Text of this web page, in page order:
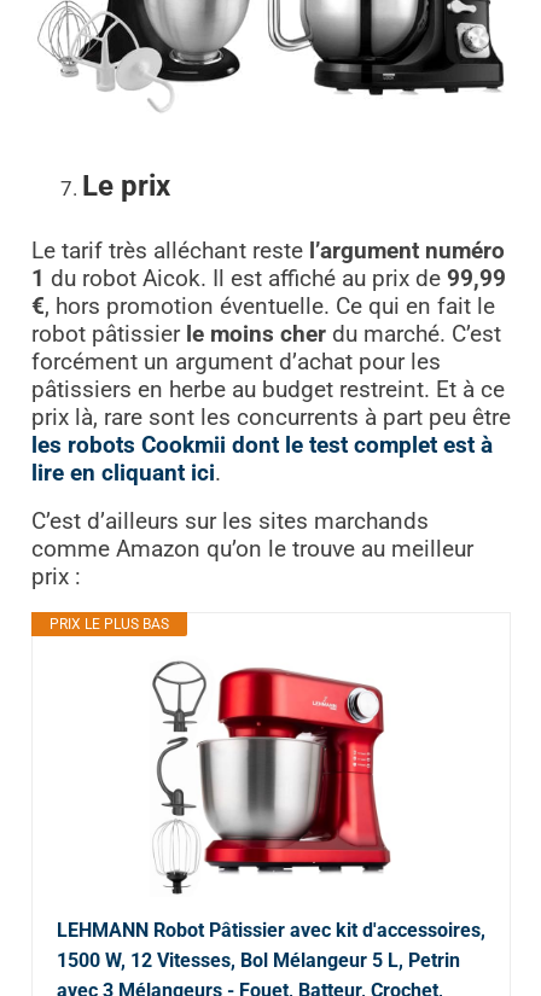
Le prix
Le tarif très alléchant reste l’argument numéro
1 du robot Aicok. Il est affiché au prix de 99,99
€, hors promotion éventuelle. Ce qui en fait le
robot pâtissier le moins cherdu marché. C’est
forcément un argument d’achat pour les
pâtissiers en herbe au budget restreint. Et à ce
prix là, rare sont les concurrents à part peu être
les robots Cookmii dont le test complet est à
lire en cliquant ici.
C’est d’ailleurs sur les sites marchands
comme Amazon qu’on le trouve au meilleur
prix :
PRIX LE PLUS BAS
LEHMANN Robot Pâtissier avec kit d'accessoires,
1500 W, 12 Vitesses, Bol Mélangeur 5 L, Petrin
avec 3 Mélangeurs - Fouet, Batteur, Crochet,